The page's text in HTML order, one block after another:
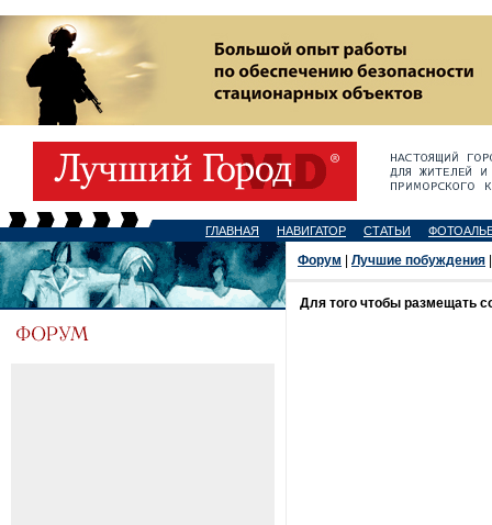
ГЛАВНАЯ НАВИГАТОР СТАТЬИ
Форум Лучшие побуждения
Для того чтобы размещать